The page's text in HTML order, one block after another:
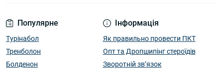
Популярне
Турінабол
Тренболон
Болденон
Інформація
Як правильно провести ПКТ
Опт та Дропшипінг стероїдів
Зворотній зв’язок